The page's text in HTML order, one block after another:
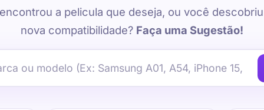
a pelicula que deseja, ou você
nova compatibilidade? Faça uma Sugestão!